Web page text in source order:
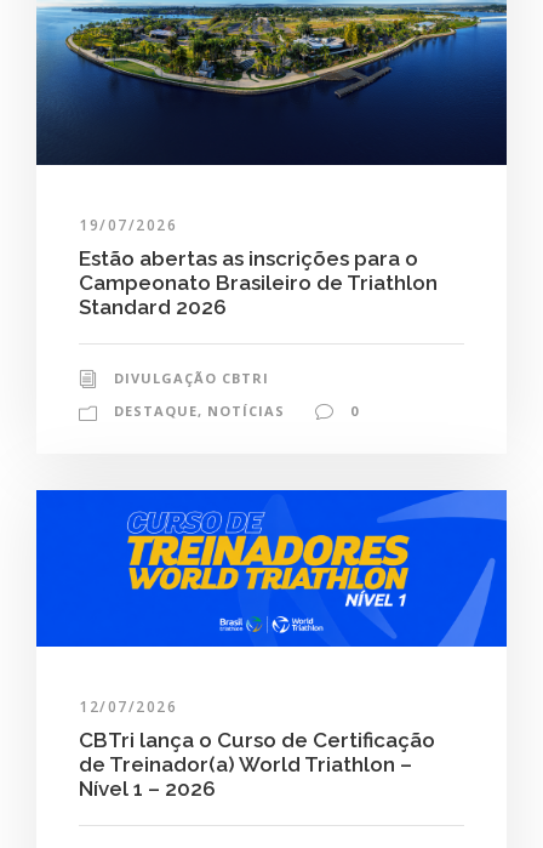
19/07/2026
Estão abertas as inscrições para o
Campeonato Brasileiro de Triathlon
Standard 2026
DIVULGAÇÃO CBTRI
DESTAQUE, NOTÍCIAS 0
12/07/2026
CBTri lança o Curso de Certificação
de Treinador(a) World Triathlon –
Nível 1 – 2026